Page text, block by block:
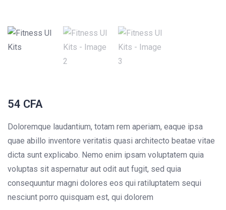
54 CFA
Doloremque laudantium, totam rem aperiam, eaque ipsa
quae abillo inventore veritatis quasi architecto beatae vitae
dicta sunt explicabo. Nemo enim ipsam voluptatem quia
voluptas sit aspernatur aut odit aut fugit, sed quia
consequuntur magni dolores eos qui ratiluptatem sequi
nesciunt porro quisquam est, qui dolorem